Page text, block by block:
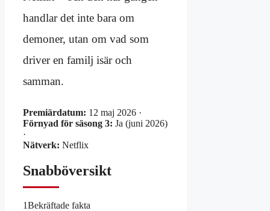
handlar det inte bara om
demoner, utan om vad som
driver en familj isär och
samman.
Premiärdatum: 12 maj 2026 ·
Förnyad för säsong 3: Ja (juni 2026)
·
Nätverk: Netflix
Snabböversikt
1Bekräftade fakta